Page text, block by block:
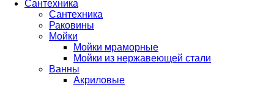
Сантехника
Сантехника
Раковины
Мойки
Мойки мраморные
Мойки из нержавеющей стали
Ванны
Акриловые